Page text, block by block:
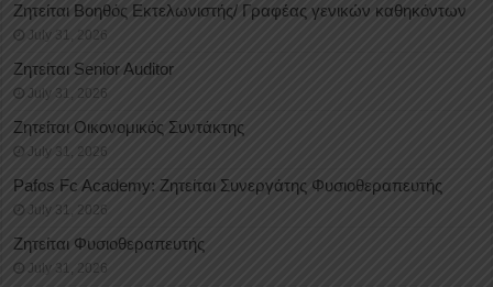
Ζητείται Βοηθός Εκτελωνιστής/ Γραφέας γενικών καθηκόντων
July 31, 2026
Ζητείται Senior Auditor
July 31, 2026
Ζητείται Οικονομικός Συντάκτης
July 31, 2026
Pafos Fc Academy: Ζητείται Συνεργάτης Φυσιοθεραπευτής
July 31, 2026
Ζητείται Φυσιοθεραπευτής
July 31, 2026